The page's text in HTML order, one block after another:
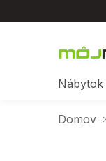
na
Nábytok
Domov